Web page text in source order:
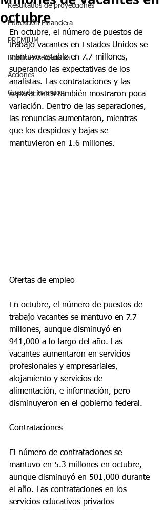
Resultados de proyecciones
Educación Financiera
PREMIUM
Boletines semanales
Acciones
Guias de inversion
octubre
En octubre, el número de puestos de
trabajo vacantes en Estados Unidos se
mantuvo estable en 7.7 millones,
superando las expectativas de los
analistas. Las contrataciones y las
separaciones también mostraron poca
variación. Dentro de las separaciones,
las renuncias aumentaron, mientras
que los despidos y bajas se
mantuvieron en 1.6 millones.
Ofertas de empleo
En octubre, el número de puestos de
trabajo vacantes se mantuvo en 7.7
millones, aunque disminuyó en
941,000 a lo largo del año. Las
vacantes aumentaron en servicios
profesionales y empresariales,
alojamiento y servicios de
alimentación, e información, pero
disminuyeron en el gobierno federal.
Contrataciones
El número de contrataciones se
mantuvo en 5.3 millones en octubre,
aunque disminuyó en 501,000 durante
el año. Las contrataciones en los
servicios educativos privados